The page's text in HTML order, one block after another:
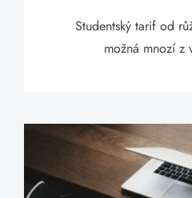
Studentský tarif od
možná mnozí z